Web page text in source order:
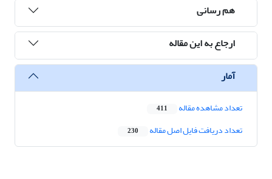
هم رسانی
ارجاع به این مقاله
آمار
تعداد مشاهده مقاله 411
تعداد دریافت فایل اصل مقاله 230